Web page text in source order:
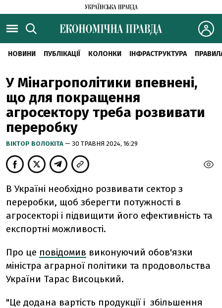
НОВИНИ ПУБЛІКАЦІЇ КОЛОНКИ ІНФРАСТРУКТУРА
У Мінагрополітики впевнені,
що для покращення
агросектору треба розвивати
переробку
ВІКТОР ВОЛОКІТА — 30 ТРАВНЯ 2024, 16:29
В Україні необхідно розвивати сектор з
переробки, щоб зберегти потужності в
агросекторі і підвищити його ефективність та
експортні можливості.
Про це повідомив виконуючий обов'язки
міністра аграрної політики та продовольства
України Тарас Висоцький.
"Це додана вартість продукції і збільшення